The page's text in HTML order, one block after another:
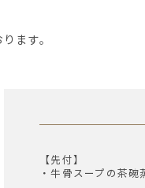
ます。
【先付】
・牛骨スープの茶碗